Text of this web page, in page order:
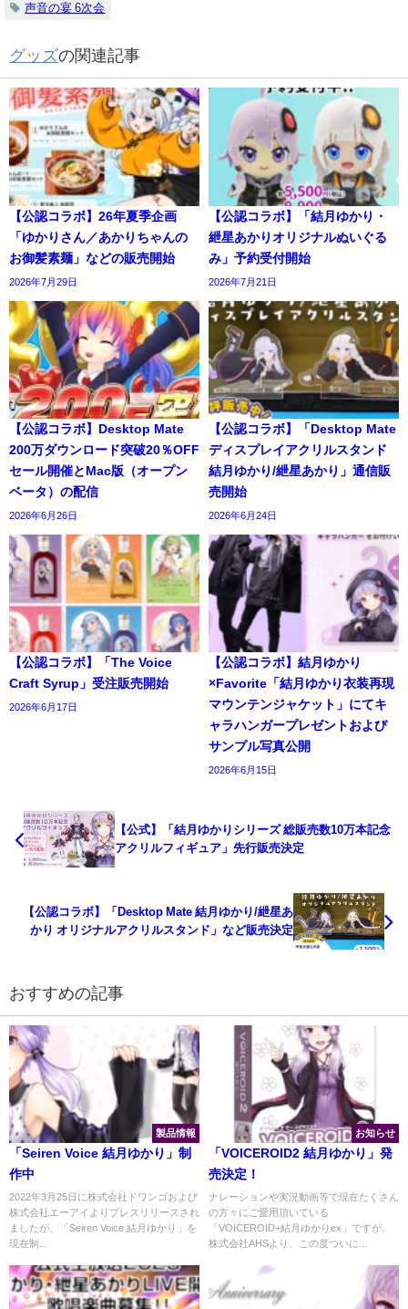
声音の宴 6次会
グッズの関連記事
【公認コラボ】26年夏季企画
「ゆかりさん／あかりちゃんの
お御髪素麺」などの販売開始
2026年7月29日
【公認コラボ】「結月ゆかり・
紲星あかりオリジナルぬいぐる
み」予約受付開始
2026年7月21日
【公認コラボ】Desktop Mate
200万ダウンロード突破20％OFF
セール開催とMac版（オープン
ベータ）の配信
2026年6月26日
【公認コラボ】「Desktop Mate
ディスプレイアクリルスタンド
結月ゆかり/紲星あかり」通信販
売開始
2026年6月24日
【公認コラボ】「The Voice
Craft Syrup」受注販売開始
2026年6月17日
【公認コラボ】結月ゆかり
×Favorite「結月ゆかり衣装再現
マウンテンジャケット」にてキ
ャラハンガープレゼントおよび
サンプル写真公開
2026年6月15日
【公式】「結月ゆかりシリーズ 総販売数10万本記念
アクリルフィギュア」先行販売決定
【公認コラボ】「Desktop Mate 結月ゆかり/紲星あ
かり オリジナルアクリルスタンド」など販売決定
おすすめの記事
製品情報
「Seiren Voice 結月ゆかり」制
作中
2022年3月25日に株式会社ドワンゴおよび
株式会社エーアイよりプレスリリースされ
ましたが、「Seiren Voice 結月ゆかり」を
現在制...
お知らせ
「VOICEROID2 結月ゆかり」発
売決定！
ナレーションや実況動画等で現在たくさん
の方々にご愛用頂いている
「VOICEROID+結月ゆかりex」ですが、
株式会社AHSより、この度ついに...